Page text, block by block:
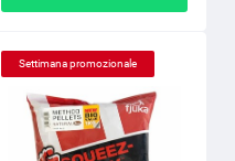
Settimana promozionale